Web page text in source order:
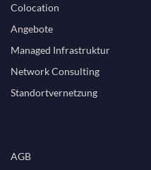
Colocation
Angebote
Managed Infrastruktur
Network Consulting
Standortvernetzung
AGB